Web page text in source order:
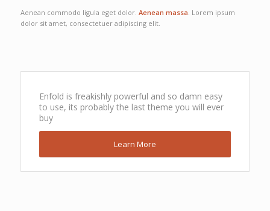
Aenean commodo ligula eget dolor. Aenean massa. Lorem ipsum
dolor sit amet, consectetuer adipiscing elit.
Enfold is freakishly powerful and so damn easy
to use, its probably the last theme you will ever
buy
Learn More